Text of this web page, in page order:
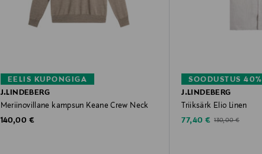
EELIS KUPONGIGA
J.LINDEBERG
Meriinovillane kampsun Keane Crew Neck
Original Price
140,00 €
SOODUSTUS 40%
J.LINDEBERG
Triiksärk Elio Linen
Discounted Price
77,40 € Original Price
130,00 €